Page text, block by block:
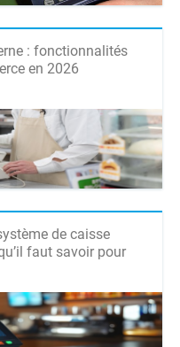
: fonctionnalités
en 2026
de caisse
faut savoir pour